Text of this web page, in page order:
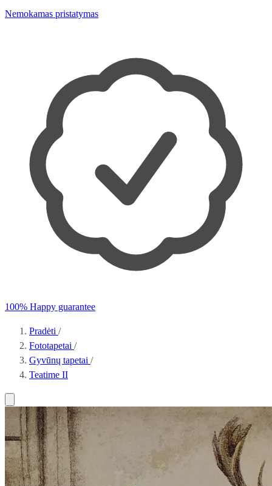
Nemokamas pristatymas
100% Happy guarantee
Pradėti /
Fototapetai /
Gyvūnų tapetai /
Teatime II